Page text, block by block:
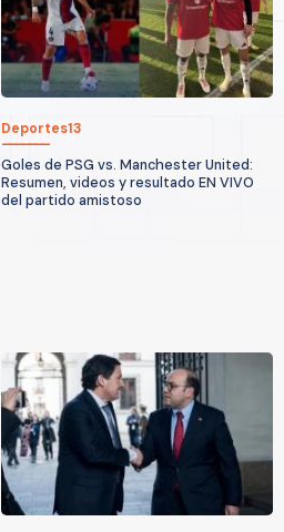
Deportes13
Goles de PSG vs. Manchester United:
Resumen, videos y resultado EN VIVO
del partido amistoso